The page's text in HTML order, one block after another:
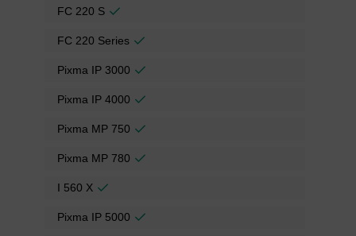
FC 220 S
FC 220 Series
Pixma IP 3000
Pixma IP 4000
Pixma MP 750
Pixma MP 780
I 560 X
Pixma IP 5000